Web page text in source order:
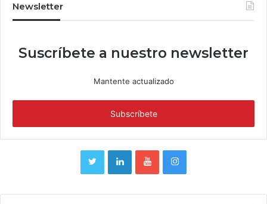
Newsletter
Suscríbete a nuestro newsletter
Mantente actualizado